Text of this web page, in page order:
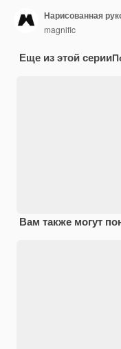
magnific
Еще из этой серии
Вам также могут